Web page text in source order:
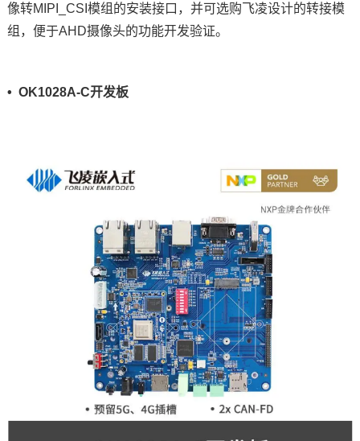
像转MIPI_CSI模组的安装接口，并可选购飞凌设计的转接模
组，便于AHD摄像头的功能开发验证。
• OK1028A-C开发板